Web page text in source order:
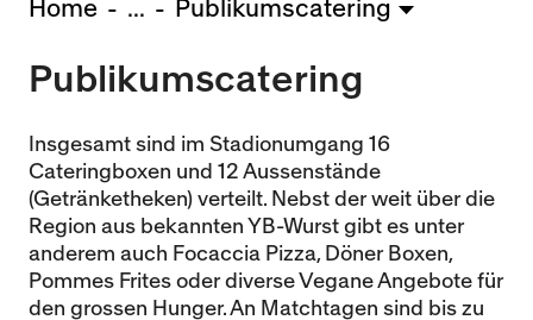
U15 - TOBE *
10:0
Nachwuchs Frauen
Biel - FU18 *
0:4
FU16 - Team AFF/FFV *
7:2
Thörishaus - FU15
12:1
Wyler - FU14
1:0
Home ... Publikumscatering
Publikumscatering
Insgesamt sind im Stadionumgang 16
Cateringboxen und 12 Aussenstände
(Getränketheken) verteilt. Nebst der weit über die
Region aus bekannten YB-Wurst gibt es unter
anderem auch Focaccia Pizza, Döner Boxen,
Pommes Frites oder diverse Vegane Angebote für
den grossen Hunger. An Matchtagen sind bis zu